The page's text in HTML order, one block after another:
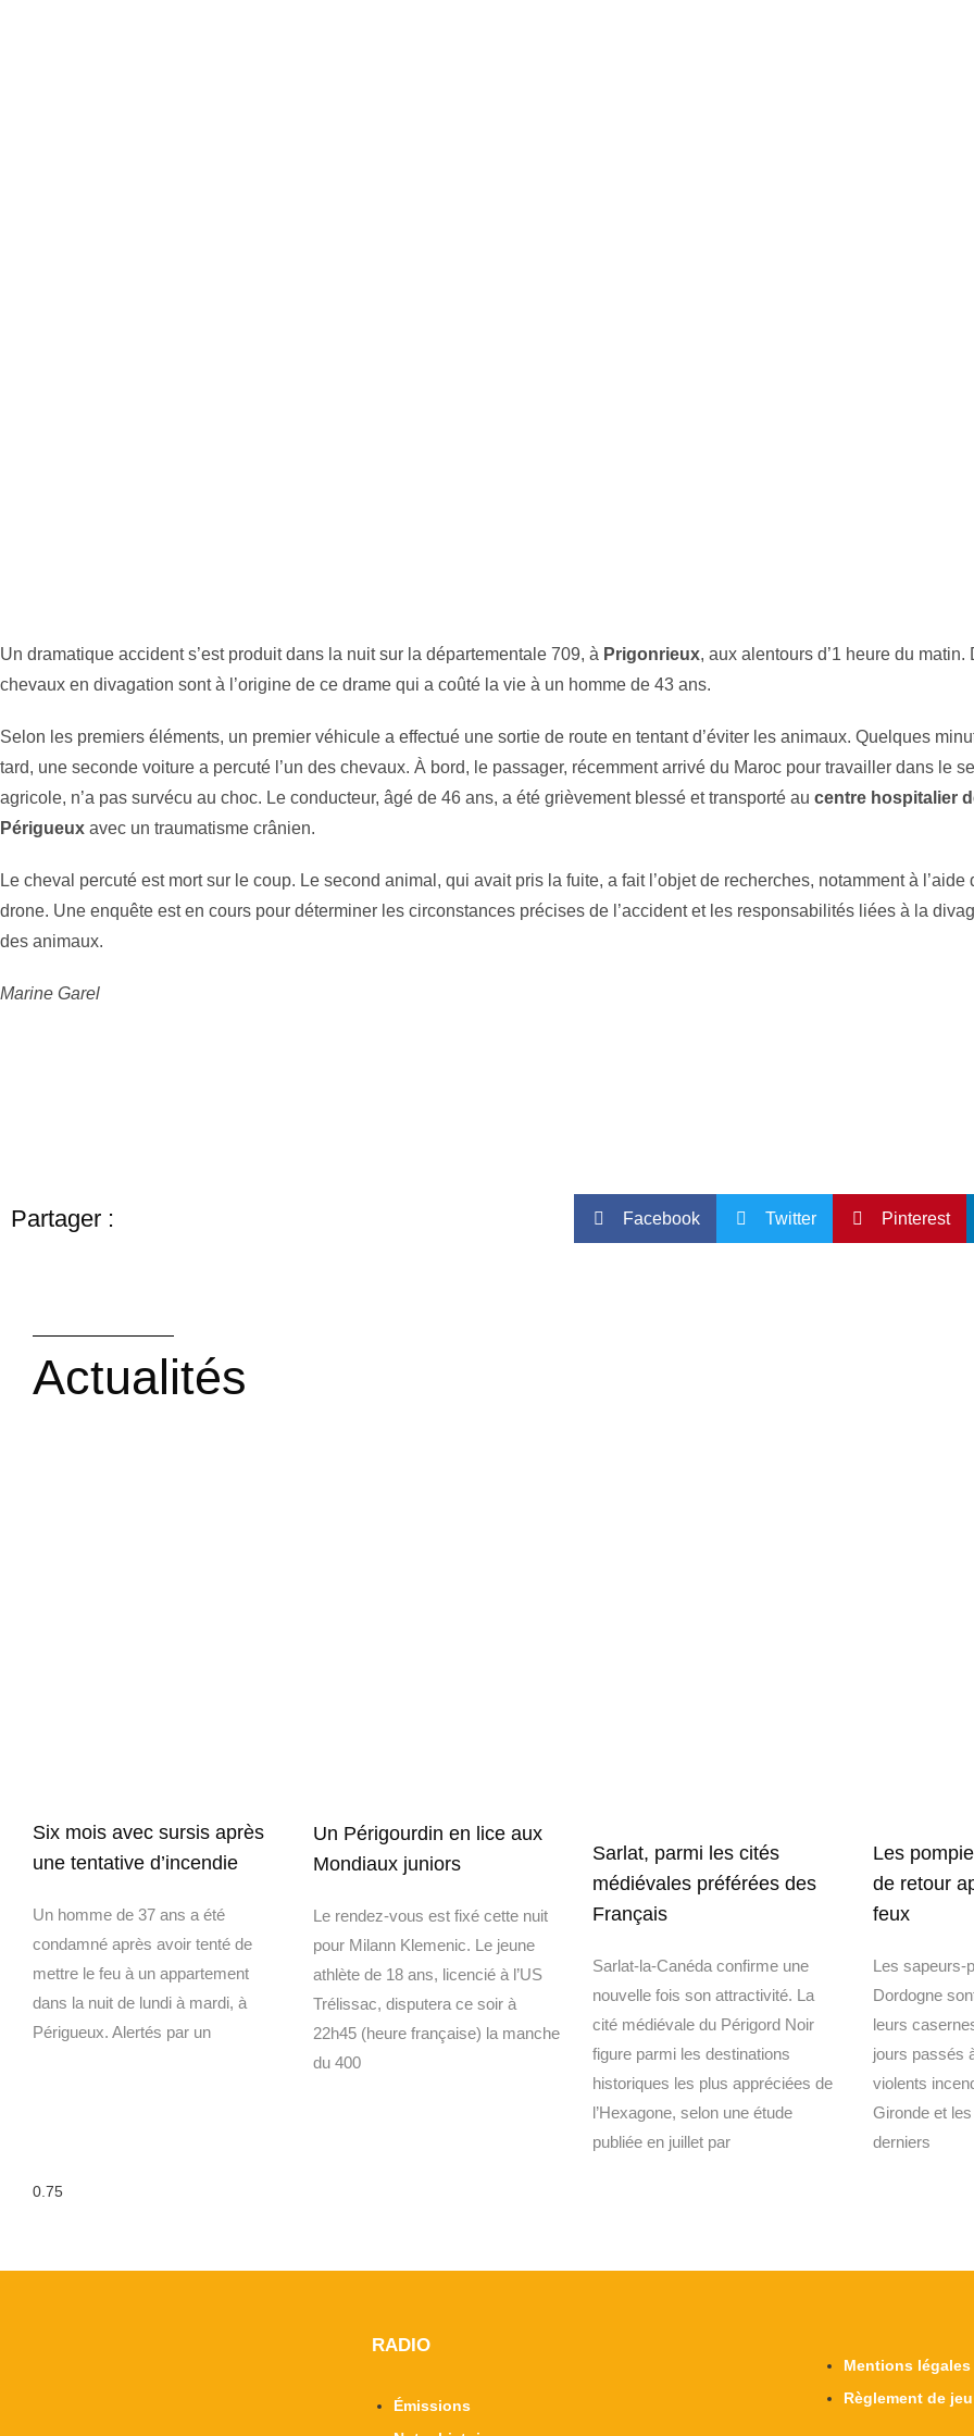
Un dramatique accident s’est produit dans la nuit sur la départementale 709, à Prigonrieux, aux alentours d’1 heure du matin.
chevaux en divagation sont à l’origine de ce drame qui a coûté la vie à un homme de 43 ans.
Selon les premiers éléments, un premier véhicule a effectué une sortie de route en tentant d’éviter les animaux. Quelques
tard, une seconde voiture a percuté l’un des chevaux. À bord, le passager, récemment arrivé du Maroc pour travailler dans le
agricole, n’a pas survécu au choc. Le conducteur, âgé de 46 ans, a été grièvement blessé et transporté au centre hospitalier
Périgueux avec un traumatisme crânien.
Le cheval percuté est mort sur le coup. Le second animal, qui avait pris la fuite, a fait l’objet de recherches, notamment à l’aide
drone. Une enquête est en cours pour déterminer les circonstances précises de l’accident et les responsabilités liées à la
des animaux.
Marine Garel
Partager : Facebook Twitter Pinterest
Actualités
Six mois avec sursis après
une tentative d’incendie
Un homme de 37 ans a été
condamné après avoir tenté de
mettre le feu à un appartement
dans la nuit de lundi à mardi, à
Périgueux. Alertés par un
Un Périgourdin en lice aux
Mondiaux juniors
Le rendez-vous est fixé cette nuit
pour Milann Klemenic. Le jeune
athlète de 18 ans, licencié à l’US
Trélissac, disputera ce soir à
22h45 (heure française) la manche
du 400
Sarlat, parmi les cités
médiévales préférées des
Français
Sarlat-la-Canéda confirme une
nouvelle fois son attractivité. La
cité médiévale du Périgord Noir
figure parmi les destinations
historiques les plus appréciées de
l’Hexagone, selon une étude
publiée en juillet par
Les
de retour
feux
Les sapeurs-
Dordogne
leurs
jours passés
violents
Gironde et
derniers
RADIO
Émissions
Mentions légales
Règlement de jeu